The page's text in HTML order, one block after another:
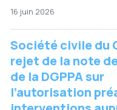
16 juin 2026
Société civile du
rejet de la note
de la DGPPA sur
l’autorisation